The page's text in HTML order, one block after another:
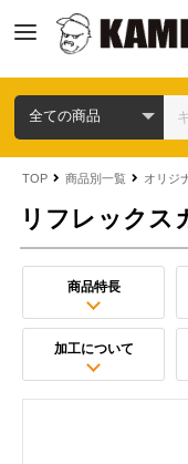
TOP 商品別一覧 オリジ
リフレックス
商品特長
加工について